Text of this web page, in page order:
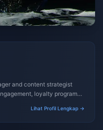
and content strategist
loyalty programs,
Lihat Profil Lengkap →